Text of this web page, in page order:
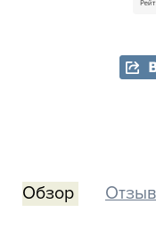
Обзор